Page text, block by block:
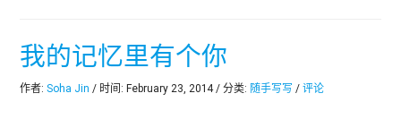
我的记忆里有个你
作者:Soha Jin / 时间: February 23, 2014 / 分类: 随手写写 /评论